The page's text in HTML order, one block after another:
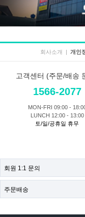
회사소개 | 개인
고객센터 (주문/배송
1566-2077
MON-FRI 09:00 -
LUNCH 12:00 - 13:00
토/일/공휴일 휴무
회원 1:1 문의
주문배송